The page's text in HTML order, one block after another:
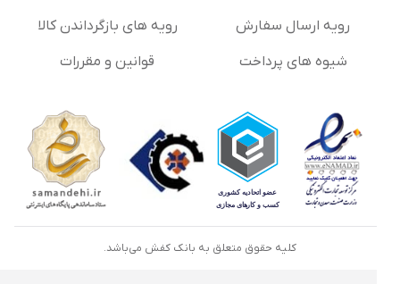
رویه ارسال سفارش
شیوه های پرداخت
رویه های بازگرداندن کالا
قوانین و مقررات
کلیه حقوق متعلق به بانک کفش می‌باشد.